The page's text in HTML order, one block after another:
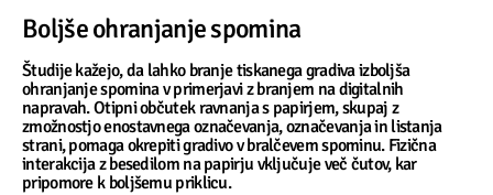
Boljše ohranjanje spomina
Študije kažejo, da lahko branje tiskanega gradiva izboljša
ohranjanje spomina v primerjavi z branjem na digitalnih
napravah. Otipni občutek ravnanja s papirjem, skupaj z
zmožnostjo enostavnega označevanja, označevanja in listanja
strani, pomaga okrepiti gradivo v bralčevem spominu. Fizična
interakcija z besedilom na papirju vključuje več čutov, kar
pripomore k boljšemu priklicu.